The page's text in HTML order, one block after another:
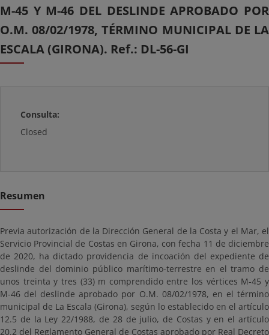
M-45 Y M-46 DEL DESLINDE APROBADO POR
O.M. 08/02/1978, TÉRMINO MUNICIPAL DE LA
ESCALA (GIRONA). Ref.: DL-56-GI
Consulta:
Closed
Resumen
Previa autorización de la Dirección General de la Costa y el Mar, el
Servicio Provincial de Costas en Girona, con fecha 11 de diciembre
de 2020, ha dictado providencia de incoación del expediente de
deslinde del dominio público marítimo-terrestre en el tramo de
unos treinta y tres (33) m comprendido entre los vértices M-45 y
M-46 del deslinde aprobado por O.M. 08/02/1978, en el término
municipal de La Escala (Girona), según lo establecido en el artículo
12.5 de la Ley 22/1988, de 28 de julio, de Costas y en el artículo
20.2 del Reglamento General de Costas aprobado por Real Decreto